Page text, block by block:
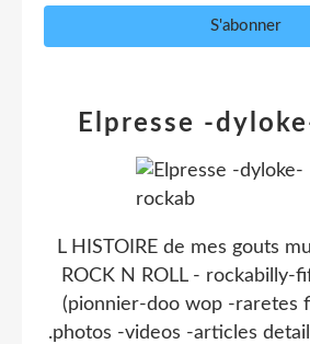
Elpresse -
L HISTOIRE de mes gouts
ROCK N ROLL - rockabilly-
(pionnier-doo wop -raretes
.photos -videos -articles